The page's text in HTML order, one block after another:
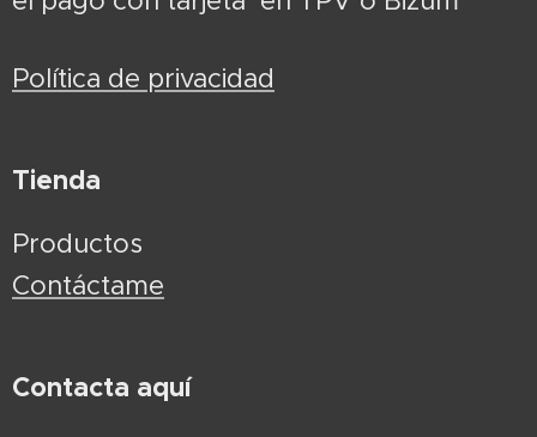
Política de privacidad
Tienda
Productos
Contáctame
Contacta aquí